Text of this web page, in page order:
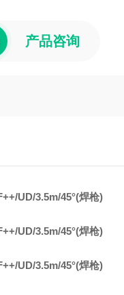
产品咨询
UD/3.5m/45°(焊枪)
UD/3.5m/45°(焊枪)
UD/3.5m/45°(焊枪)